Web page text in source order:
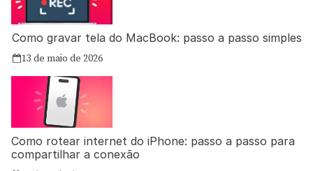
Como gravar tela do MacBook: passo a passo simples
13 de maio de 2026
Como rotear internet do iPhone: passo a passo para
compartilhar a conexão